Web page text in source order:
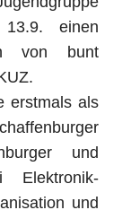
13.9. einen
von bunt
erstmals als
und
und